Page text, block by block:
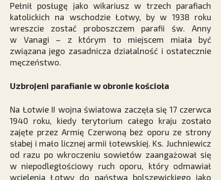
Pełnił posługę jako wikariusz w trzech parafiach
katolickich na wschodzie Łotwy, by w 1938 roku
wreszcie zostać proboszczem parafii św. Anny
w Vanagi – z którym to miejscem miała być
związana jego zasadnicza działalność i ostatecznie
męczeństwo.
Uzbrojeni parafianie w obronie kościoła
Na Łotwie II wojna światowa zaczęła się 17 czerwca
1940 roku, kiedy terytorium całego kraju zostało
zajęte przez Armię Czerwoną bez oporu ze strony
słabej i mało licznej armii łotewskiej. Ks. Juchniewicz
od razu po wkroczeniu sowietów zaangażował się
w niepodległościowy ruch oporu, który odmawiał
wcielenia Łotwy do państwa bolszewickiego jako